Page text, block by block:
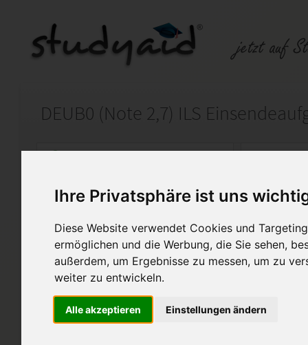
Ihre Privatsphäre ist uns
Diese Website verwendet Cookies und
ermöglichen und die Werbung, die Sie sehen,
außerdem, um Ergebnisse zu messen, um zu
weiter zu entwickeln.
Alle akzeptieren Einstellungen ändern
DEUB0 (Note 2,7) ILS
Auf StudyAid.de verkaufen
Startseite Sprachen
Einführung in den Umgang
Dies ist meine
einer 3+. Mit dem Hinweis
erreichen.
Bitte verwende diese